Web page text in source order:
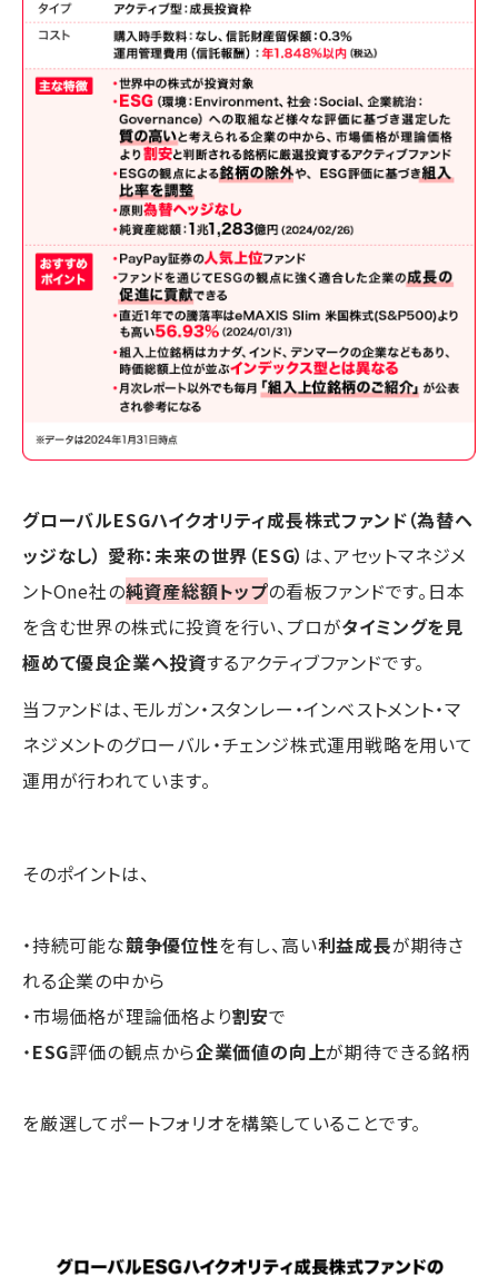
グローバルESGハイクオリティ成長株式ファンド（為替ヘ
ッジなし） 愛称：未来の世界（ESG） は、アセットマネジメ
ントOne社の純資産総額トップの看板ファンドです。日本
を含む世界の株式に投資を行い、プロがタイミングを見
極めて優良企業へ投資するアクティブファンドです。
当ファンドは、モルガン・スタンレー・インベストメント・マ
ネジメントのグローバル・チェンジ株式運用戦略を用いて
運用が行われています。
そのポイントは、
・持続可能な競争優位性を有し、高い利益成長が期待さ
れる企業の中から
・市場価格が理論価格より割安で
・ESG評価の観点から企業価値の向上が期待できる銘柄
を厳選してポートフォリオを構築していることです。